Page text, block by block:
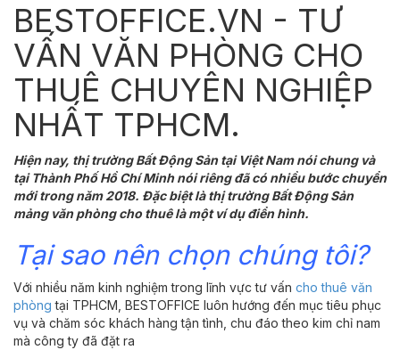
BESTOFFICE.VN - TƯ
VẤN VĂN PHÒNG CHO
THUÊ CHUYÊN NGHIỆP
NHẤT TPHCM.
Hiện nay, thị trường Bất Động Sản tại Việt Nam nói chung và
tại Thành Phố Hồ Chí Minh nói riêng đã có nhiều bước chuyển
mới trong năm 2018. Đặc biệt là thị trường Bất Động Sản
mảng văn phòng cho thuê là một ví dụ điển hình.
Tại sao nên chọn chúng tôi?
Với nhiều năm kinh nghiệm trong lĩnh vực tư vấn cho thuê văn
phòngtại TPHCM, BESTOFFICE luôn hướng đến mục tiêu phục
vụ và chăm sóc khách hàng tận tình, chu đáo theo kim chỉ nam
mà công ty đã đặt ra